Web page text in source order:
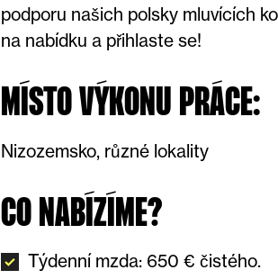
podporu našich polsky mluvících
na nabídku a přihlaste se!
MÍSTO VÝKONU PRÁCE:
Nizozemsko, různé lokality
CO NABÍZÍME?
Týdenní mzda: 650 € čistého.